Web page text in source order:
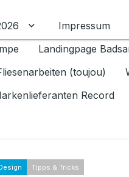
umschalten
Untermenü für
Impressum
Landingpage
(toujou)
Record
Tipps & Tricks